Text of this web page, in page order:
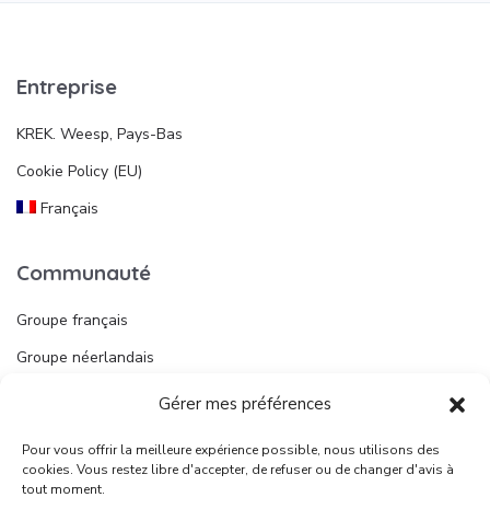
Gérer mes préférences
Pour vous offrir la meilleure expérience possible, nous utilisons des
cookies. Vous restez libre d'accepter, de refuser ou de changer d'avis à
tout moment.
Entreprise
KREK. Weesp, Pays-Bas
Cookie Policy (EU)
Français
Communauté
Groupe français
Groupe néerlandais
Publier une annonce